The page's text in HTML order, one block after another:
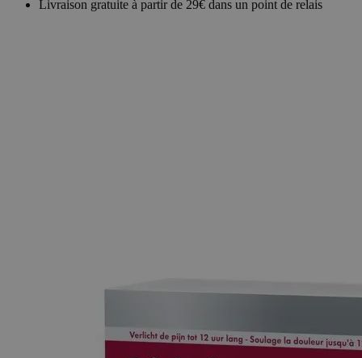
Livraison gratuite à partir de 29€ dans un point de relais